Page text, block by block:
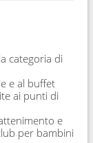
categoria di
e al buffet
ai punti di
e
per bambini